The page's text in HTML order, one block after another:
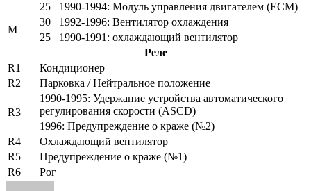
25
1990-1994: Модуль управления двигателем (ECM)
M
30
1992-1996: Вентилятор охлаждения
25
1990-1991: охлаждающий вентилятор
Реле
R1
Кондиционер
R2
Парковка / Нейтральное положение
R3
1990-1995: Удержание устройства автоматического
регулирования скорости (ASCD)
1996: Предупреждение о краже (№2)
R4
Охлаждающий вентилятор
R5
Предупреждение о краже (№1)
R6
Рог